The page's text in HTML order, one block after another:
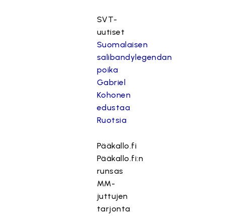
SVT-
uutiset
Suomalaisen
salibandylegendan
poika
Gabriel
Kohonen
edustaa
Ruotsia
Pääkallo.fi
Pääkallo.fi:n
runsas
MM-
juttujen
tarjonta